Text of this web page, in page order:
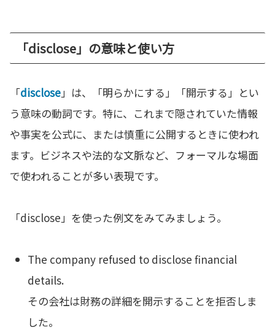
「disclose」の意味と使い方
「disclose」は、「明らかにする」「開示する」とい
う意味の動詞です。特に、これまで隠されていた情報
や事実を公式に、または慎重に公開するときに使われ
ます。ビジネスや法的な文脈など、フォーマルな場面
で使われることが多い表現です。
「disclose」を使った例文をみてみましょう。
The company refused to disclose financial
details.
その会社は財務の詳細を開示することを拒否しま
した。